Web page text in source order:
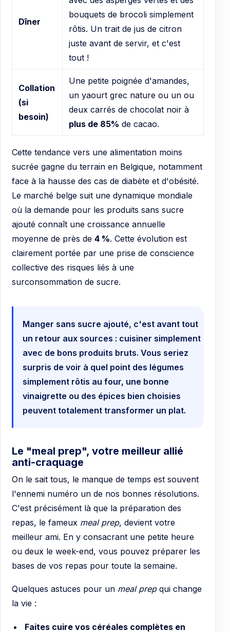
Dîner
bouquets de brocoli simplement
rôtis. Un trait de jus de citron
juste avant de servir, et c'est
tout !
Collation
(si
besoin)
Une petite poignée d'amandes,
un yaourt grec nature ou un ou
deux carrés de chocolat noir à
plus de 85% de cacao.
Cette tendance vers une alimentation moins
sucrée gagne du terrain en Belgique, notamment
face à la hausse des cas de diabète et d'obésité.
Le marché belge suit une dynamique mondiale
où la demande pour les produits sans sucre
ajouté connaît une croissance annuelle
moyenne de près de 4 %. Cette évolution est
clairement portée par une prise de conscience
collective des risques liés à une
surconsommation de sucre.
Manger sans sucre ajouté, c'est avant tout
un retour aux sources : cuisiner simplement
avec de bons produits bruts. Vous seriez
surpris de voir à quel point des légumes
simplement rôtis au four, une bonne
vinaigrette ou des épices bien choisies
peuvent totalement transformer un plat.
Le "meal prep", votre meilleur allié
anti-craquage
On le sait tous, le manque de temps est souvent
l'ennemi numéro un de nos bonnes résolutions.
C'est précisément là que la préparation des
repas, le fameux meal prep, devient votre
meilleur ami. En y consacrant une petite heure
ou deux le week-end, vous pouvez préparer les
bases de vos repas pour toute la semaine.
Quelques astuces pour un meal prepqui change
la vie :
Faites cuire vos céréales complètes en